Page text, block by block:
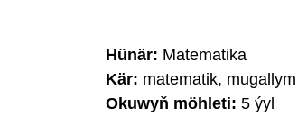
Hünär: Matematika
Kär: matematik, mugallym
Okuwyň möhleti: 5 ýyl